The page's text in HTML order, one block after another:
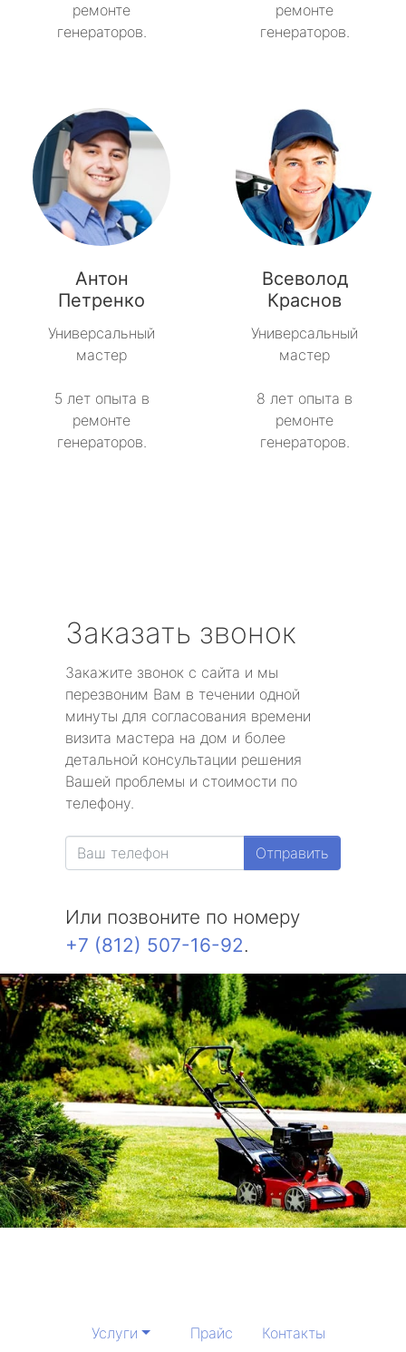
ремонте
генераторов.
ремонте
генераторов.
Антон
Петренко
Универсальный
мастер
5 лет опыта в
ремонте
генераторов.
Всеволод
Краснов
Универсальный
мастер
8 лет опыта в
ремонте
генераторов.
Заказать звонок
Закажите звонок с сайта и мы
перезвоним Вам в течении одной
минуты для согласования времени
визита мастера на дом и более
детальной консультации решения
Вашей проблемы и стоимости по
телефону.
Отправить
Или позвоните по номеру
+7 (812) 507-16-92.
Услуги Прайс Контакты